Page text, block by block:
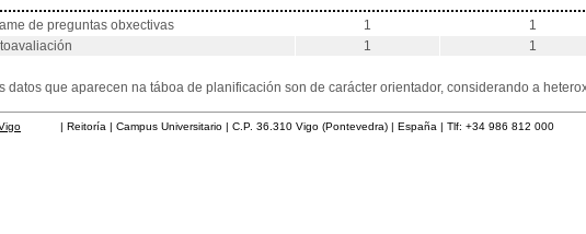
de preguntas obxectivas 1 1
1 1
datos que aparecen na táboa de planificación son de carácter orientador, considerando a
| Reitoría | Campus Universitario | C.P. 36.310 Vigo (Pontevedra) | España | Tlf: +34 986 812 000